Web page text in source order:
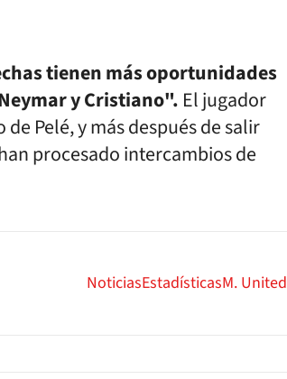
tienen más oportunidades
y Cristiano". El jugador
Pelé, y más después de salir
procesado intercambios de
NoticiasEstadísticasM. United